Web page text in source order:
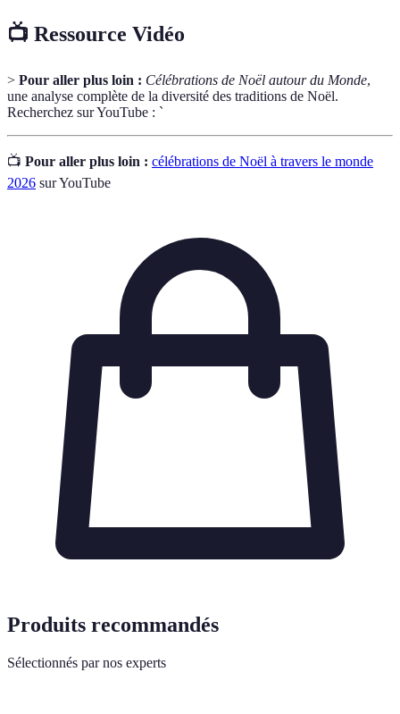
📺 Ressource Vidéo
> Pour aller plus loin : Célébrations de Noël autour du Monde,
une analyse complète de la diversité des traditions de Noël.
Recherchez sur YouTube : `
📺 Pour aller plus loin : célébrations de Noël à travers le monde
2026 sur YouTube
Produits recommandés
Sélectionnés par nos experts